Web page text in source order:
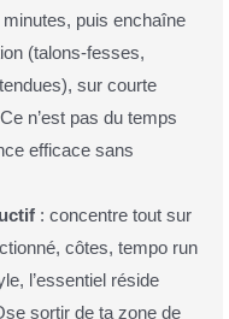
puis enchaîne
(talons-fesses,
sur courte
n’est pas du temps
efficace sans
: concentre tout sur
côtes, tempo run
l’essentiel réside
sortir de ta zone de